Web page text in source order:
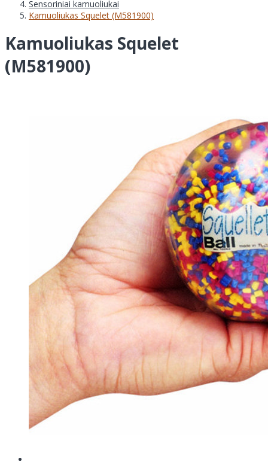
Sensoriniai kamuoliukai
Kamuoliukas Squelet (M581900)
Kamuoliukas Squelet
(M581900)